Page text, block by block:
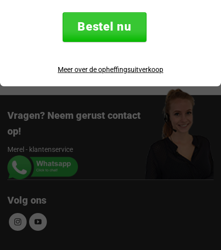
Verzending & retourneren
Vragen? Neem gerust contact
op!
Merel - klantenservice
Volg ons
Bestel nu
Meer over de opheffingsuitverkoop